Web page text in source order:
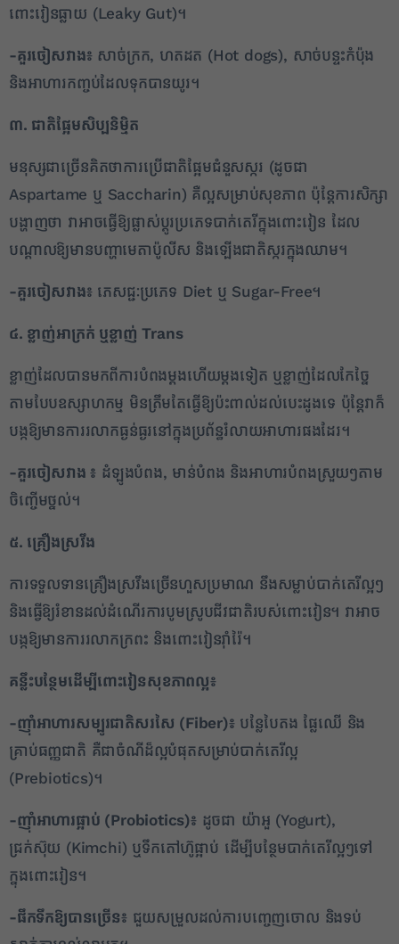
ពោះវៀនធ្លាយ (Leaky Gut)។
-គួរចៀសវាង៖សាច់ក្រក, ហតដត (Hot dogs), សាច់បន្ទះកំប៉ុង
និងអាហារកញ្ចប់ដែលទុកបានយូរ។
៣. ជាតិផ្អែមសិប្បនិម្មិត
មនុស្សជាច្រើនគិតថាការប្រើជាតិផ្អែមជំនួសស្ករ (ដូចជា
Aspartame ឬ Saccharin) គឺល្អសម្រាប់សុខភាព ប៉ុន្តែការសិក្សា
បង្ហាញថា វាអាចធ្វើឱ្យផ្លាស់ប្តូរប្រភេទបាក់តេរីក្នុងពោះវៀន ដែល
បណ្តាលឱ្យមានបញ្ហាមេតាប៉ូលីស និងឡើងជាតិស្ករក្នុងឈាម។
-គួរចៀសវាង៖ភេសជ្ជៈប្រភេទ Diet ឬ Sugar-Free។
៤. ខ្លាញ់អាក្រក់ ឬខ្លាញ់Trans
ខ្លាញ់ដែលបានមកពីការបំពងម្ដងហើយម្ដងទៀត ឬខ្លាញ់ដែលកែច្នៃ
តាមបែបឧស្សាហកម្ម មិនត្រឹមតែធ្វើឱ្យប៉ះពាល់ដល់បេះដូងទេ ប៉ុន្តែវាក៏
បង្កឱ្យមានការរលាកធ្ងន់ធ្ងរនៅក្នុងប្រព័ន្ធរំលាយអាហារផងដែរ។
-គួរចៀសវាង ៖ ដំឡូងបំពង, មាន់បំពង និងអាហារបំពងស្រួយៗតាម
ចិញ្ចើមថ្នល់។
៥. គ្រឿងស្រវឹង
ការទទួលទានគ្រឿងស្រវឹងច្រើនហួសប្រមាណ នឹងសម្លាប់បាក់តេរីល្អៗ
និងធ្វើឱ្យរំខានដល់ដំណើរការបូមស្រូបជីវជាតិរបស់ពោះវៀន។ វាអាច
បង្កឱ្យមានការរលាកក្រពះ និងពោះវៀនរ៉ាំរ៉ៃ។
គន្លឹះបន្ថែមដើម្បីពោះវៀនសុខភាពល្អ៖
-ញ៉ាំអាហារសម្បូរជាតិសរសៃ (Fiber)៖បន្លែបៃតង ផ្លែឈើ និង
គ្រាប់ធញ្ញជាតិ គឺជាចំណីដ៏ល្អបំផុតសម្រាប់បាក់តេរីល្អ
(Prebiotics)។
-ញ៉ាំអាហារផ្អាប់ (Probiotics)៖ដូចជា យ៉ាអួ (Yogurt),
ជ្រក់ស៊ុយ (Kimchi) ឬទឹកតៅហ៊ូផ្អាប់ ដើម្បីបន្ថែមបាក់តេរីល្អៗទៅ
ក្នុងពោះវៀន។
-ផឹកទឹកឱ្យបានច្រើន៖ជួយសម្រួលដល់ការបញ្ចេញចោល និងទប់
2